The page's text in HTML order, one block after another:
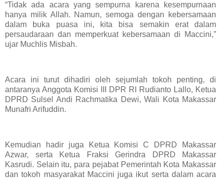
“Tidak ada acara yang sempurna karena kesempurnaan
hanya milik Allah. Namun, semoga dengan kebersamaan
dalam buka puasa ini, kita bisa semakin erat dalam
persaudaraan dan memperkuat kebersamaan di Maccini,”
ujar Muchlis Misbah.
Acara ini turut dihadiri oleh sejumlah tokoh penting, di
antaranya Anggota Komisi III DPR RI Rudianto Lallo, Ketua
DPRD Sulsel Andi Rachmatika Dewi, Wali Kota Makassar
Munafri Arifuddin.
Kemudian hadir juga Ketua Komisi C DPRD Makassar
Azwar, serta Ketua Fraksi Gerindra DPRD Makassar
Kasrudi. Selain itu, para pejabat Pemerintah Kota Makassar
dan tokoh masyarakat Maccini juga ikut serta dalam acara